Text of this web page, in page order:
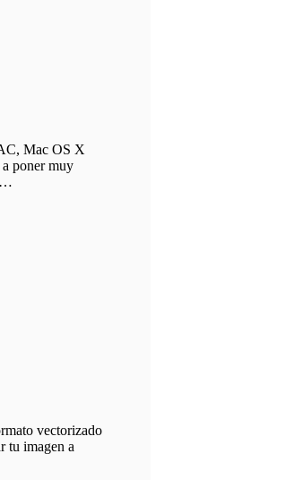
Mac OS X
poner muy
vectorizado
tu imagen a